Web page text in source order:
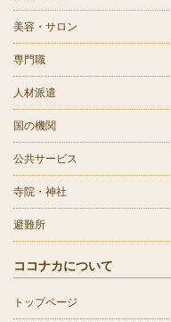
美容・サロン
専門職
人材派遣
国の機関
公共サービス
寺院・神社
避難所
ココナカについて
トップページ